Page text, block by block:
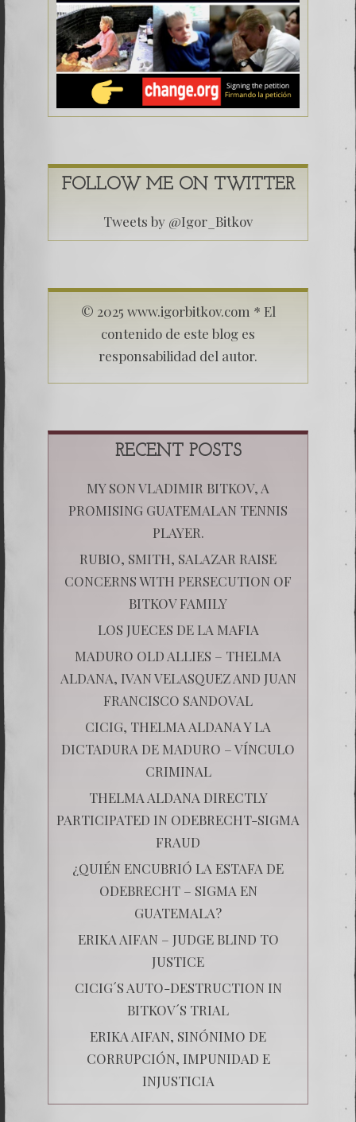
FOLLOW ME ON TWITTER
Tweets by @Igor_Bitkov
© 2025 www.igorbitkov.com * El
contenido de este blog es
responsabilidad del autor.
RECENT POSTS
MY SON VLADIMIR BITKOV, A
PROMISING GUATEMALAN TENNIS
PLAYER.
RUBIO, SMITH, SALAZAR RAISE
CONCERNS WITH PERSECUTION OF
BITKOV FAMILY
LOS JUECES DE LA MAFIA
MADURO OLD ALLIES – THELMA
ALDANA, IVAN VELASQUEZ AND JUAN
FRANCISCO SANDOVAL
CICIG, THELMA ALDANA Y LA
DICTADURA DE MADURO – VÍNCULO
CRIMINAL
THELMA ALDANA DIRECTLY
PARTICIPATED IN ODEBRECHT-SIGMA
FRAUD
¿QUIÉN ENCUBRIÓ LA ESTAFA DE
ODEBRECHT – SIGMA EN
GUATEMALA?
ERIKA AIFAN – JUDGE BLIND TO
JUSTICE
CICIG´S AUTO-DESTRUCTION IN
BITKOV´S TRIAL
ERIKA AIFAN, SINÓNIMO DE
CORRUPCIÓN, IMPUNIDAD E
INJUSTICIA